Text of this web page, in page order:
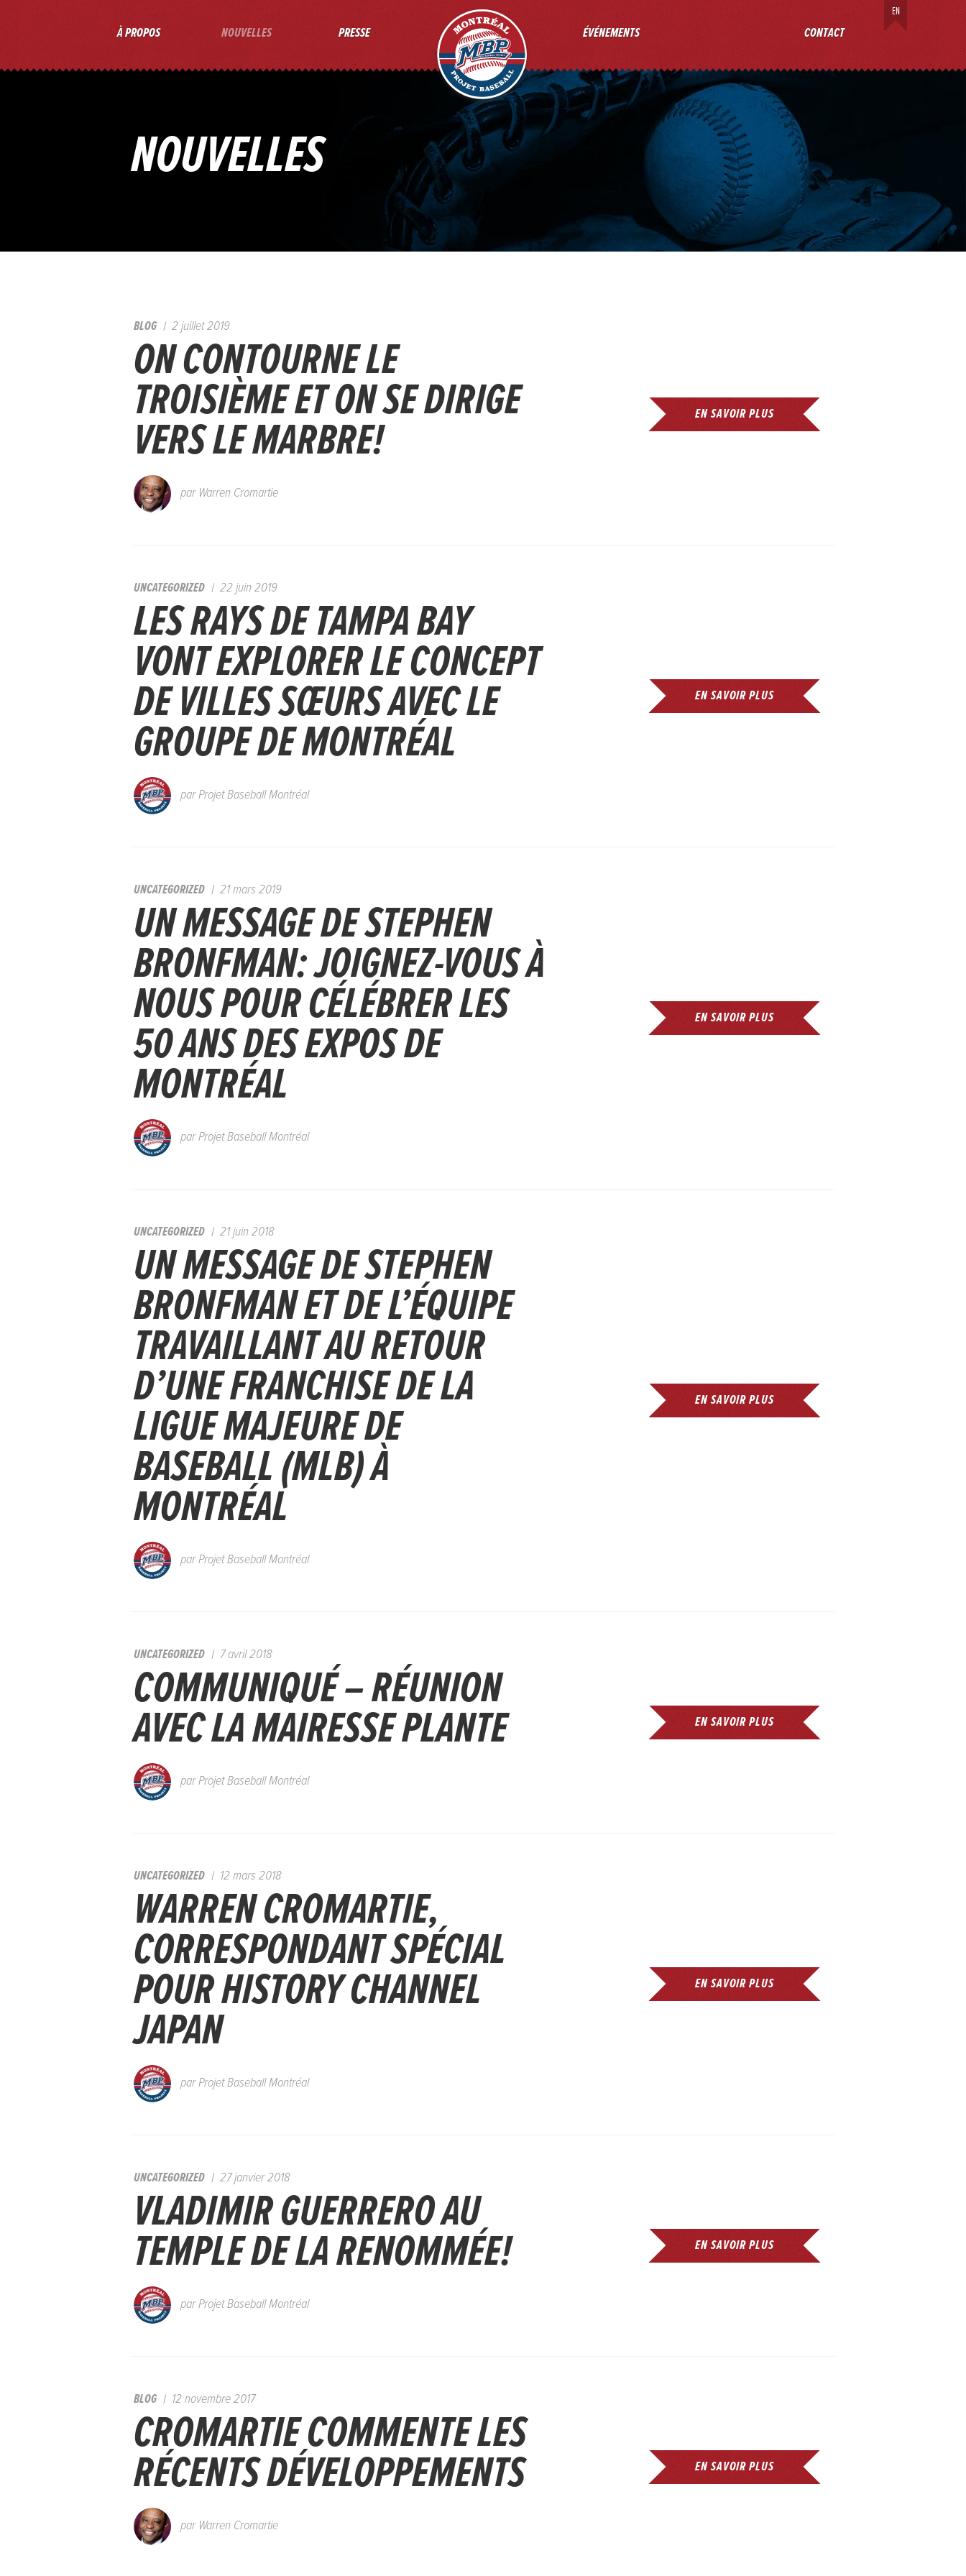
À PROPOS NOUVELLES PRESSE
PROJET BASEBALL MONTRÉAL
ÉVÉNEMENTS
CONTACT
EN
NOUVELLES
BLOG 2 juillet 2019
ON CONTOURNE LE
TROISIÈME ET ON SE DIRIGE
VERS LE MARBRE!
par Warren Cromartie
EN SAVOIR PLUS
UNCATEGORIZED 22 juin 2019
LES RAYS DE TAMPA BAY
VONT EXPLORER LE CONCEPT
DE VILLES SŒURS AVEC LE
GROUPE DE MONTRÉAL
parProjet Baseball Montréal
EN SAVOIR PLUS
UNCATEGORIZED 21 mars 2019
UN MESSAGE DE STEPHEN
BRONFMAN: JOIGNEZ-VOUS À
NOUS POUR CÉLÉBRER LES
50 ANS DES EXPOS DE
MONTRÉAL
parProjet Baseball Montréal
EN SAVOIR PLUS
UNCATEGORIZED 21 juin 2018
UN MESSAGE DE STEPHEN
BRONFMAN ET DE L’ÉQUIPE
TRAVAILLANT AU RETOUR
D’UNE FRANCHISE DE LA
LIGUE MAJEURE DE
BASEBALL (MLB) À
MONTRÉAL
parProjet Baseball Montréal
EN SAVOIR PLUS
UNCATEGORIZED 7 avril 2018
COMMUNIQUÉ – RÉUNION
AVEC LA MAIRESSE PLANTE
parProjet Baseball Montréal
EN SAVOIR PLUS
UNCATEGORIZED 12 mars 2018
WARREN CROMARTIE,
CORRESPONDANT SPÉCIAL
POUR HISTORY CHANNEL
JAPAN
parProjet Baseball Montréal
EN SAVOIR PLUS
UNCATEGORIZED 27 janvier 2018
VLADIMIR GUERRERO AU
TEMPLE DE LA RENOMMÉE!
parProjet Baseball Montréal
EN SAVOIR PLUS
BLOG 12 novembre 2017
CROMARTIE COMMENTE LES
RÉCENTS DÉVELOPPEMENTS
par Warren Cromartie
EN SAVOIR PLUS